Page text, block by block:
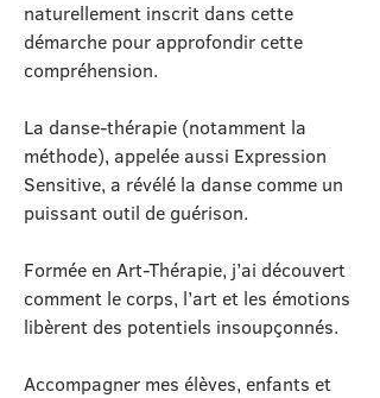
naturellement inscrit dans cette
démarche pour approfondir cette
compréhension.
La danse-thérapie (notamment la
méthode), appelée aussi Expression
Sensitive, a révélé la danse comme un
puissant outil de guérison.
Formée en Art-Thérapie, j’ai découvert
comment le corps, l’art et les émotions
libèrent des potentiels insoupçonnés.
Accompagner mes élèves, enfants et